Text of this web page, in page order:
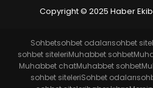
Copyright © 2025 Haber Ekibi
Sohbetsohbet odalarısohbet
sohbet siteleriMuhabbet sohbet
Muhabbet chatMuhabbet sohbet
sohbet siteleriSohbet odaları